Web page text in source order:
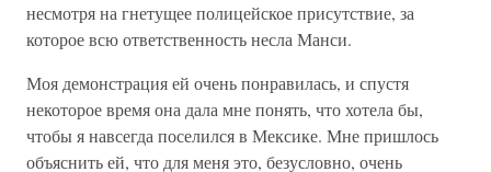
несмотря на гнетущее полицейское присутствие, за
которое всю ответственность несла Манси.
Моя демонстрация ей очень понравилась, и спустя
некоторое время она дала мне понять, что хотела бы,
чтобы я навсегда поселился в Мексике. Мне пришлось
объяснить ей, что для меня это, безусловно, очень